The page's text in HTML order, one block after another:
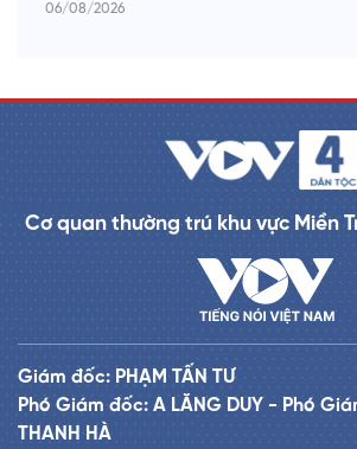
06/08/2026
Cơ quan thường trú khu vực Miền
Giám đốc: PHẠM TẤN TƯ
Phó Giám đốc: A LĂNG DUY - Phó
THANH HÀ